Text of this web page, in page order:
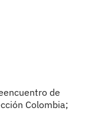
de
Colombia;